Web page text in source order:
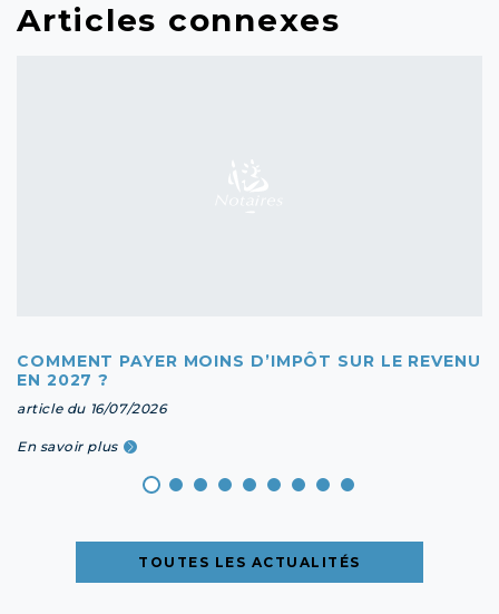
Articles connexes
COMMENT PAYER MOINS D’IMPÔT SUR LE REVENU
EN 2027 ?
article du 16/07/2026
En savoir plus
TOUTES LES ACTUALITÉS